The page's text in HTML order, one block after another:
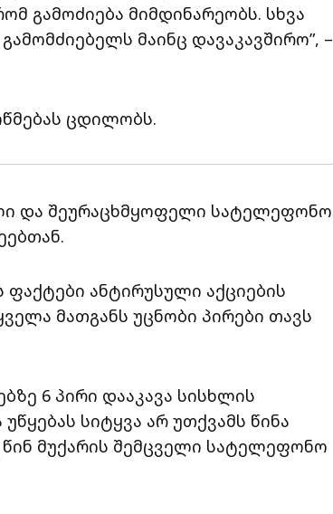
გამოძიება მიმდინარეობს. სხვა
მაინც დავაკავშირო”, –
ცდილობს.
და შეურაცხმყოფელი სატელეფონო
ანტირუსული აქციების
მათგანს უცნობი პირები თავს
6 პირი დააკავა სისხლის
სიტყვა არ უთქვამს წინა
წინ მუქარის შემცველი სატელეფონო